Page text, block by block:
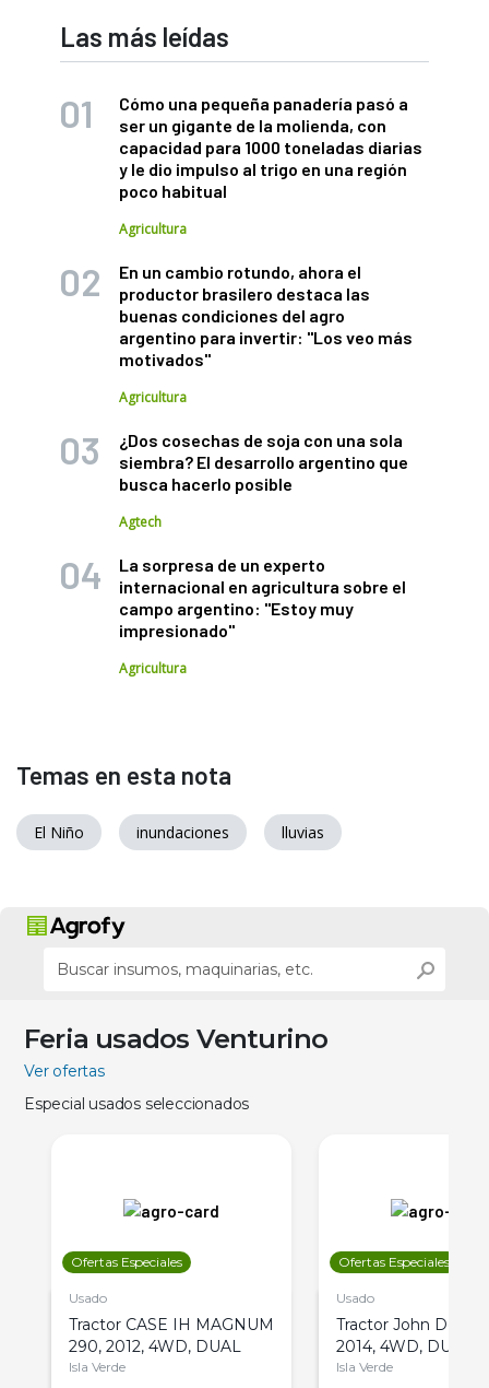
Las más leídas
Cómo una pequeña panadería pasó a
ser un gigante de la molienda, con
capacidad para 1000 toneladas diarias
y le dio impulso al trigo en una región
poco habitual
Agricultura
En un cambio rotundo, ahora el
productor brasilero destaca las
buenas condiciones del agro
argentino para invertir: "Los veo más
motivados"
Agricultura
¿Dos cosechas de soja con una sola
siembra? El desarrollo argentino que
busca hacerlo posible
Agtech
La sorpresa de un experto
internacional en agricultura sobre el
campo argentino: "Estoy muy
impresionado"
Agricultura
Temas en esta nota
El Niño inundaciones lluvias
Feria usados Venturino
Ver ofertas
Especial usados seleccionados
Ofertas Especiales
Usado
Tractor CASE IH MAGNUM
290, 2012, 4WD, DUAL
Isla Verde
Ofertas Especiales
Usado
Tractor John Deere
2014, 4WD, DUAL
Isla Verde